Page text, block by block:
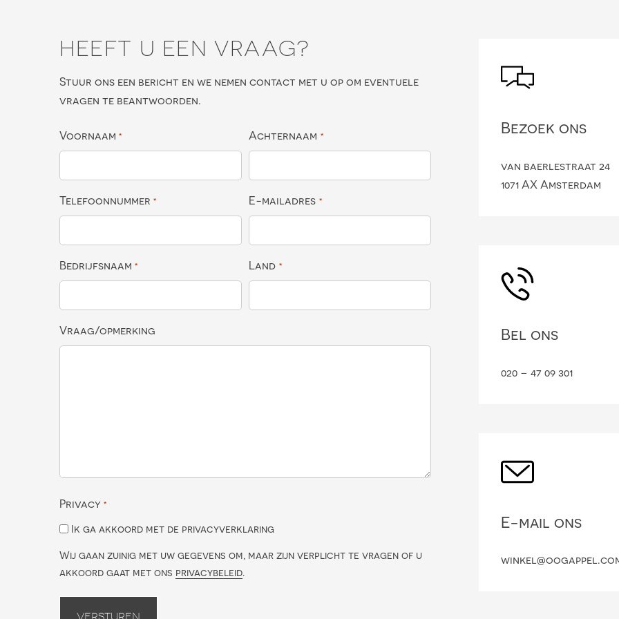
HEEFT U EEN VRAAG?
Stuur ons een bericht en we nemen contact met u op om eventuele
vragen te beantwoorden.
Voornaam * Achternaam *
Telefoonnummer * E-mailadres *
Bedrijfsnaam * Land *
Vraag/opmerking
Privacy *
Ik ga akkoord met de privacyverklaring
Wij gaan zuinig met uw gegevens om, maar zijn verplicht te vragen of u
akkoord gaat met ons privacybeleid.
Bezoek ons
van baerlestraat 24
1071 AX Amsterdam
Bel ons
020 – 47 09 301
E-mail ons